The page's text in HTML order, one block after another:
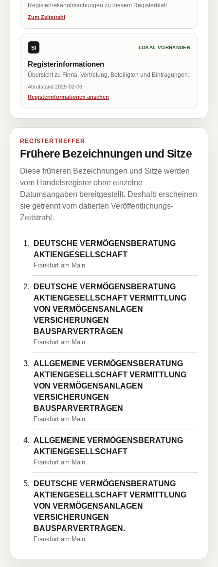
Registerbekanntmachungen zu diesem Registerblatt.
Zum Zeitstrahl
SI LOKAL VORHANDEN
Registerinformationen
Übersicht zu Firma, Vertretung, Beteiligten und Eintragungen.
Abrufstand 2025-02-06
Registerinformationen ansehen
REGISTERTREFFER
Frühere Bezeichnungen und Sitze
Diese früheren Bezeichnungen und Sitze werden
vom Handelsregister ohne einzelne
Datumsangaben bereitgestellt. Deshalb erscheinen
sie getrennt vom datierten Veröffentlichungs-
Zeitstrahl.
DEUTSCHE VERMÖGENSBERATUNG
AKTIENGESELLSCHAFT
Frankfurt am Main
DEUTSCHE VERMÖGENSBERATUNG
AKTIENGESELLSCHAFT VERMITTLUNG
VON VERMÖGENSANLAGEN
VERSICHERUNGEN
BAUSPARVERTRÄGEN
Frankfurt am Main
ALLGEMEINE VERMÖGENSBERATUNG
AKTIENGESELLSCHAFT VERMITTLUNG
VON VERMÖGENSANLAGEN
VERSICHERUNGEN
BAUSPARVERTRÄGEN
Frankfurt am Main
ALLGEMEINE VERMÖGENSBERATUNG
AKTIENGESELLSCHAFT
Frankfurt am Main
DEUTSCHE VERMÖGENSBERATUNG
AKTIENGESELLSCHAFT VERMITTLUNG
VON VERMÖGENSANLAGEN
VERSICHERUNGEN
BAUSPARVERTRÄGEN.
Frankfurt am Main